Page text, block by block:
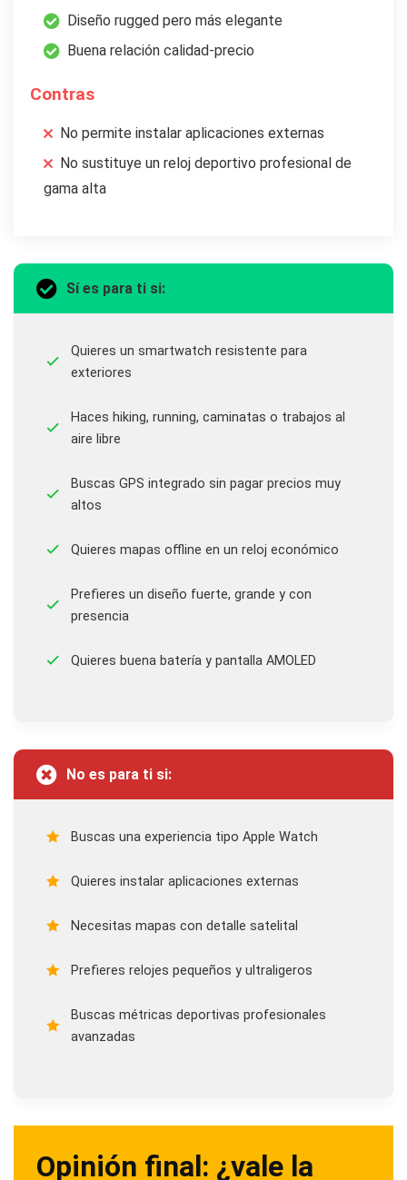
Diseño rugged pero más elegante
Buena relación calidad-precio
Contras
No permite instalar aplicaciones externas
No sustituye un reloj deportivo profesional de
gama alta
Sí es para ti si:
Quieres un smartwatch resistente para
exteriores
Haces hiking, running, caminatas o trabajos al
aire libre
Buscas GPS integrado sin pagar precios muy
altos
Quieres mapas offline en un reloj económico
Prefieres un diseño fuerte, grande y con
presencia
Quieres buena batería y pantalla AMOLED
No es para ti si:
Buscas una experiencia tipo Apple Watch
Quieres instalar aplicaciones externas
Necesitas mapas con detalle satelital
Prefieres relojes pequeños y ultraligeros
Buscas métricas deportivas profesionales
avanzadas
Opinión final: ¿vale la